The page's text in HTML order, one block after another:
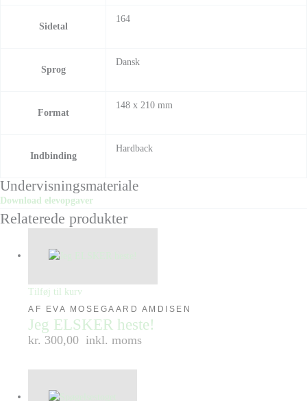
Sidetal
164
Sprog
Dansk
Format
148 x 210 mm
Indbinding
Hardback
Undervisningsmateriale
Download elevopgaver
Relaterede produkter
Tilføj til kurv
AF EVA MOSEGAARD AMDISEN
Jeg ELSKER heste!
kr. 300,00 inkl. moms